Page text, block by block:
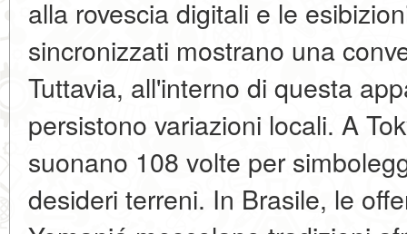
alla rovescia digitali e le
sincronizzati mostrano una
Tuttavia, all'interno di questa
persistono variazioni locali. A
suonano 108 volte per
desideri terreni. In Brasile, le